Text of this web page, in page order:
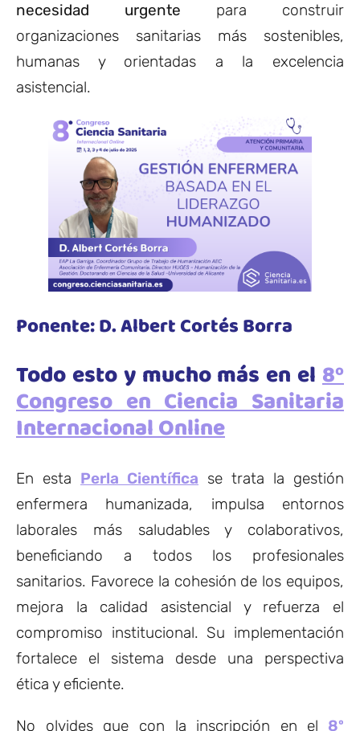
necesidad urgente para construir
organizaciones sanitarias más sostenibles,
humanas y orientadas a la excelencia
asistencial.
Ponente: D. Albert Cortés Borra
Todo esto y mucho más en el 8º
Congreso en Ciencia Sanitaria
Internacional Online
En esta Perla Científica se trata la gestión
enfermera humanizada, impulsa entornos
laborales más saludables y colaborativos,
beneficiando a todos los profesionales
sanitarios. Favorece la cohesión de los equipos,
mejora la calidad asistencial y refuerza el
compromiso institucional. Su implementación
fortalece el sistema desde una perspectiva
ética y eficiente.
No olvides que con la inscripción en el 8º